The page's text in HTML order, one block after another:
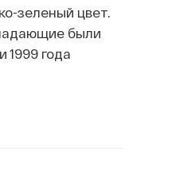
зеленый цвет.
были
года